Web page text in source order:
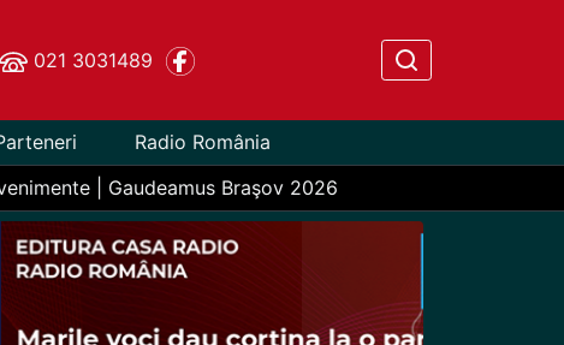
021 3031489
Radio România
| Gaudeamus Braşov 2026